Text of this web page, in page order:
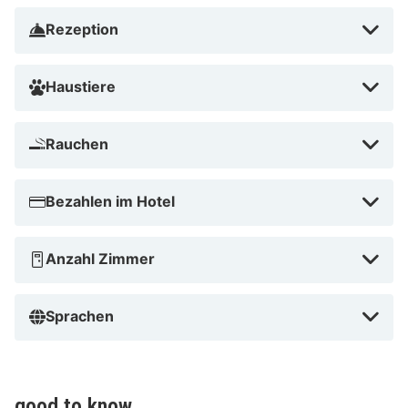
Rezeption
Haustiere
Rauchen
Bezahlen im Hotel
Anzahl Zimmer
Sprachen